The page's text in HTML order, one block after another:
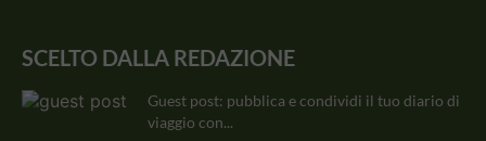
SCELTO DALLA REDAZIONE
Guest post: pubblica e condividi il tuo diario di
viaggio con...